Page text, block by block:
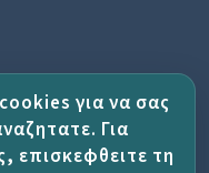
για να σας
Για
επισκεφθειτε τη